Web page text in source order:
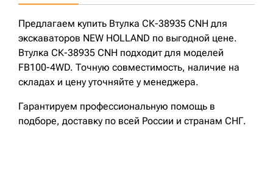
Предлагаем купить Втулка СК-38935 CNH для
экскаваторов NEW HOLLAND по выгодной цене.
Втулка СК-38935 CNH подходит для моделей
FB100-4WD. Точную совместимость, наличие на
складах и цену уточняйте у менеджера.
Гарантируем профессиональную помощь в
подборе, доставку по всей России и странам СНГ.